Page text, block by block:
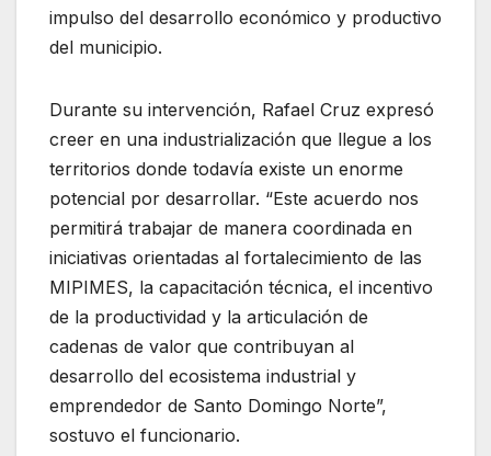
impulso del desarrollo económico y productivo
del municipio.
Durante su intervención, Rafael Cruz expresó
creer en una industrialización que llegue a los
territorios donde todavía existe un enorme
potencial por desarrollar. “Este acuerdo nos
permitirá trabajar de manera coordinada en
iniciativas orientadas al fortalecimiento de las
MIPIMES, la capacitación técnica, el incentivo
de la productividad y la articulación de
cadenas de valor que contribuyan al
desarrollo del ecosistema industrial y
emprendedor de Santo Domingo Norte”,
sostuvo el funcionario.